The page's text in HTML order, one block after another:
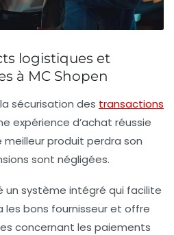
logistiques et
à MC Shopen
sécurisation des transactions
expérience d’achat réussie
meilleur produit perdra son
sont négligées.
un système intégré qui facilite
les bons fournisseur et offre
concernant les paiements